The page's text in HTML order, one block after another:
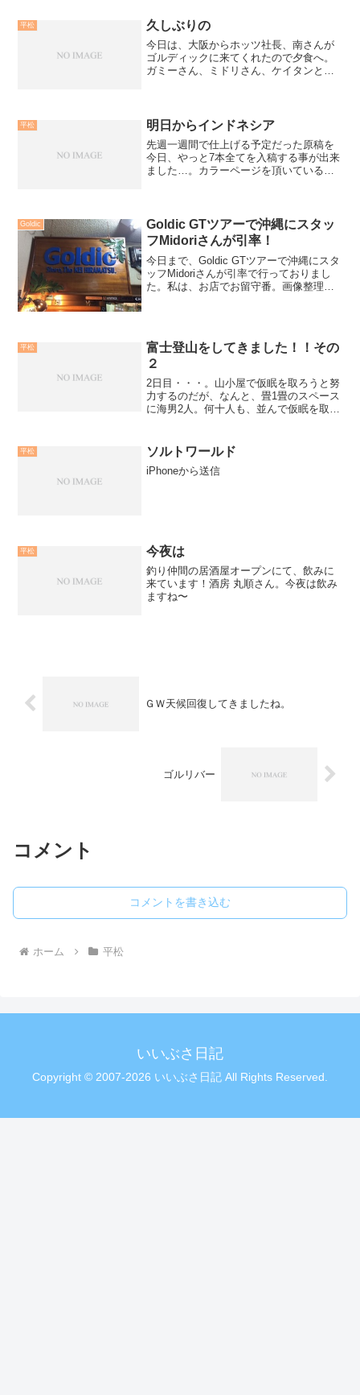
平松 久しぶりの
今日は、大阪からホッツ社長、南さんが
ゴルディックに来てくれたので夕食へ。
ガミーさん、ミドリさん、ケイタンと南
酎炭酸割りを口にして。そ...
平松 明日からインドネシア
先週一週間で仕上げる予定だった原稿を
今日、やっと7本全てを入稿する事が出来
ました…。カラーページを頂いている、
イスポーツ新聞「平松...
Goldic
Goldic GTツアーで沖縄にスタッ
フMidoriさんが引率！
今日まで、Goldic GTツアーで沖縄にスタ
ッフMidoriさんが引率で行っておりまし
た。私は、お店でお留守番。画像整理
をど...
平松
富士登山をしてきました！！その
２
2日目・・・。山小屋で仮眠を取ろうと努
力するのだが、なんと、畳1畳のスペース
に海男2人。何十人も、並んで仮眠を取る
ぁ〜」7時前には、横になったのだが、全
く眠れない・・・。お...
平松 ソルトワールド
iPhoneから送信
平松 今夜は
釣り仲間の居酒屋オープンにて、飲みに
来ています！酒房 丸順さん。今夜は飲み
ますね〜
ＧＷ天候回復してきましたね。
ゴルリバー
コメント
コメントを書き込む
ホーム 平松
いいぶさ日記
Copyright © 2007-2026 いいぶさ日記 All Rights Reserved.